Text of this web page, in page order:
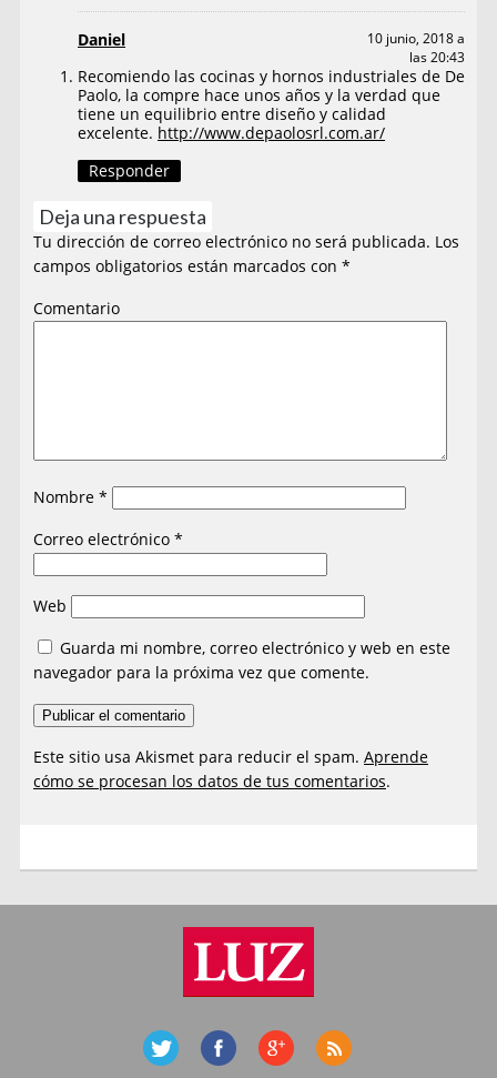
Daniel
10 junio, 2018 a
las 20:43
Recomiendo las cocinas y hornos industriales de De
Paolo, la compre hace unos años y la verdad que
tiene un equilibrio entre diseño y calidad
excelente. http://www.depaolosrl.com.ar/
Responder
Deja una respuesta
Tu dirección de correo electrónico no será publicada. Los
campos obligatorios están marcados con*
Comentario
Nombre*
Correo electrónico*
Web
Guarda mi nombre, correo electrónico y web en este
navegador para la próxima vez que comente.
Este sitio usa Akismet para reducir el spam.Aprende
cómo se procesan los datos de tus comentarios.